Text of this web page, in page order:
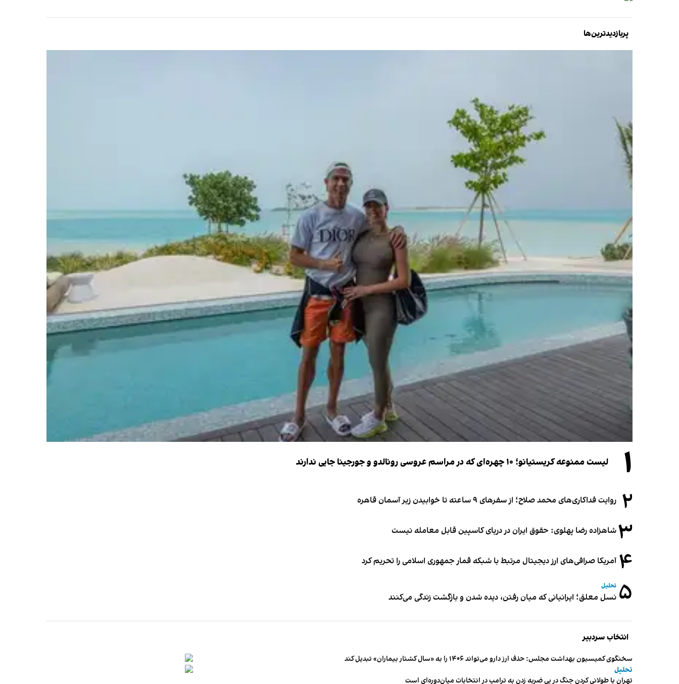
پربازدیدترین‌ها
۱ لیست ممنوعه کریستیانو؛ ۱۰ چهره‌ای که در مراسم عروسی رونالدو و جورجینا جایی ندارند
۲ روایت فداکاری‌های محمد صلاح؛ از سفرهای ۹ ساعته تا خوابیدن زیر آسمان قاهره
۳شاهزاده رضا پهلوی: حقوق ایران در دریای کاسپین قابل معامله نیست
۴ آمریکا صرافی‌های ارز دیجیتال مرتبط با شبکه قمار جمهوری اسلامی را تحریم کرد
۵ تحلیل
نسل معلق؛ ایرانیانی که میان رفتن، دیده شدن و بازگشت زندگی می‌کنند
انتخاب سردبیر
سخنگوی کمیسیون بهداشت مجلس: حذف ارز دارو می‌تواند ۱۴۰۶ را به «سال کشتار بیماران» تبدیل کند
تحلیل
تهران با طولانی کردن جنگ در پی ضربه زدن به ترامپ در انتخابات میان‌دوره‌ای است